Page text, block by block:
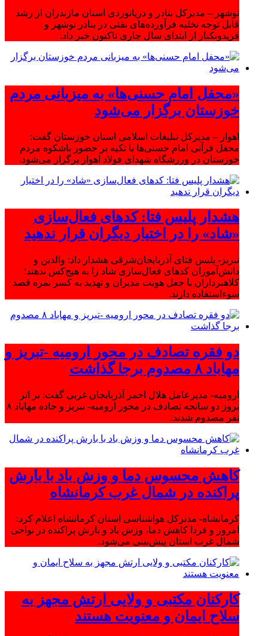
نوشهر – مدیرکل بنادر و دریانوردی استان مازندران از رشد
قابل توجه تخلیه فرآورده‌های نفتی در بنادر نوشهر و
فریدونکنار از ابتدای سال جاری تاکنون خبر داد.
«محفل امام حسنی‌ها» به میزبانی مردم
خوزستان برگزار می‌شود
اهواز – مدیرکل تبلیغات اسلامی استان خوزستان گفت:
محفل قرآنی امام حسنی‌ها با تکیه بر حضور باشکوه مردم
خوزستان در ورزشگاه شهدای فولاد اهواز برگزار می‌شود.
هشدار پلیس فتا: کدهای فعال‌سازی
«شاد» را در اختیار دیگران قرار ندهید
تبریز- پلیس فتای آذربایجان‌شرقی هشدار داد: والدین و
دانش‌آموزان کدهای فعال‌سازی شاد را به هیچ‌کس ندهند؛
کلاهبرداران با جعل هویت مدیران و تهدید به کسر نمره قصد
سوءاستفاده دارند.
دو فقره تصادف در محور ارومیه -تبریز و
مهاباد ۸ مصدوم برجا گذاشت
ارومیه- مدیرعامل هلال احمر آذربایجان غربی گفت: بر اثر
بروز دو سانحه تصادف در محور ارومیه- تبریز و جاده مهاباد ۸
نفر مصدوم شدند.
کاهش محسوس دما و وزش باد با بارش
پراکنده در شمال غرب کرمانشاه
کرمانشاه- مدیرکل هواشناسی استان کرمانشاه اعلام کرد:
امروز و فردا کاهش دما، وزش باد و بارش پراکنده در نواحی
شمال غرب استان پیش‌بینی می‌شود.
کارکنان مکتبی و ولایی ارتش مجهز به
سلاح ایمان و معنویت هستند